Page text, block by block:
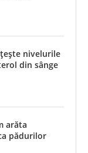
nivelurile
din sânge
arăta
pădurilor